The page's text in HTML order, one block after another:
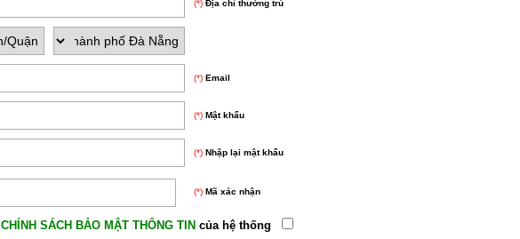
Địa chỉ thường trú
(*)
Email
(*)
Mật khẩu
(*)
Nhập lại mật khẩu
(*)
Mã xác nhận
(*)
CHÍNH SÁCH BẢO MẬT THÔNG TIN của hệ thống.